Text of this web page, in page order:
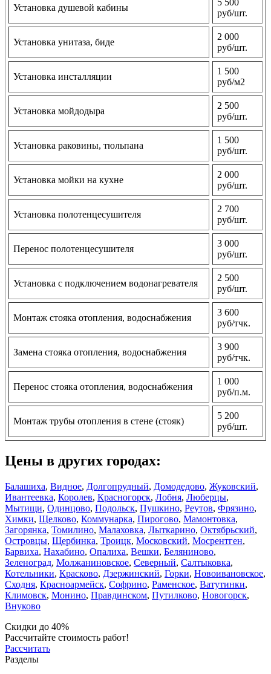
Установка душевой кабины
5 500
руб/шт.
Установка унитаза, биде
2 000
руб/шт.
Установка инсталляции
1 500
руб/м2
Установка мойдодыра
2 500
руб/шт.
Установка раковины, тюльпана
1 500
руб/шт.
Установка мойки на кухне
2 000
руб/шт.
Установка полотенцесушителя
2 700
руб/шт.
Перенос полотенцесушителя
3 000
руб/шт.
Установка с подключением водонагревателя
2 500
руб/шт.
Монтаж стояка отопления, водоснабжения
3 600
руб/тчк.
Замена стояка отопления, водоснабжения
3 900
руб/тчк.
Перенос стояка отопления, водоснабжения
1 000
руб/п.м.
Монтаж трубы отопления в стене (стояк)
5 200
руб/шт.
Цены в других городах:
Балашиха, Видное, Долгопрудный, Домодедово, Жуковский,
Ивантеевка, Королев, Красногорск, Лобня, Люберцы,
Мытищи, Одинцово, Подольск, Пушкино, Реутов, Фрязино,
Химки, Щелково, Коммунарка, Пирогово, Мамонтовка,
Загорянка, Томилино, Малаховка, Лыткарино, Октябрьский,
Островцы, Щербинка, Троицк, Московский, Мосрентген,
Барвиха, Нахабино, Опалиха, Вешки, Беляниново,
Зеленоград, Молжаниновское, Северный, Салтыковка,
Котельники, Красково, Дзержинский, Горки, Новоивановское,
Сходня, Красноармейск, Софрино, Раменское, Ватутинки,
Климовск, Монино, Правдинском, Путилково, Новогорск,
Внуково
Скидки до 40%
Рассчитайте стоимость работ!
Рассчитать
Разделы